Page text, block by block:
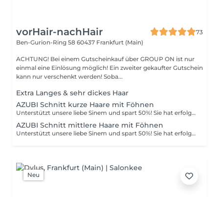
vorHair-nachHair
73
Ben-Gurion-Ring 58 60437 Frankfurt (Main)
ACHTUNG! Bei einem Gutscheinkauf über GROUP ON ist nur
einmal eine Einlösung möglich! Ein zweiter gekaufter Gutschein
kann nur verschenkt werden! Soba...
Extra Langes & sehr dickes Haar
AZUBI Schnitt kurze Haare mit Föhnen
Unterstützt unsere liebe Sinem und spart 50%! Sie hat erfolgreich Ihre Zwischenprüfung absolviert und muss Ihre Schnelligkeit und Routine ausarbeiten. Daher dauert der Termin länger als normal. 2.Std. sind vorgesehen. Bei fragen gerne anrufen.
AZUBI Schnitt mittlere Haare mit Föhnen
Unterstützt unsere liebe Sinem und spart 50%! Sie hat erfolgreich Ihre Zwischenprüfung absolviert und muss Ihre Schnelligkeit und Routine ausarbeiten. Daher dauert der Termin länger als normal. 2.Std. sind vorgesehen. Bei fragen gerne anrufen.
Neu